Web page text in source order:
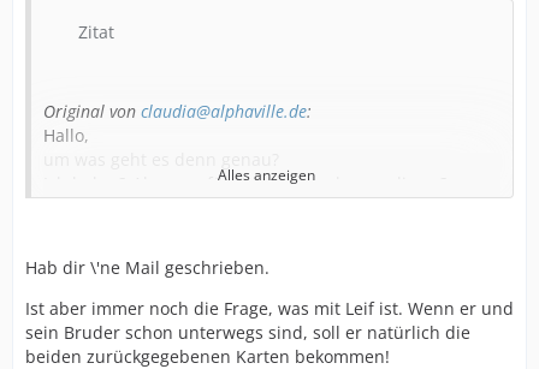
Zitat
Original von claudia@alphaville.de:
Hallo,
Ich habe 2 Absagen für heute Abend, ergo diese 2
Bitte kontaktiert mich im Bedarfsfall
claudiaalphaville.de
Viele Grüße
Claudia
Alles anzeigen
Hab dir \'ne Mail geschrieben.
Ist aber immer noch die Frage, was mit Leif ist. Wenn er und
sein Bruder schon unterwegs sind, soll er natürlich die
beiden zurückgegebenen Karten bekommen!